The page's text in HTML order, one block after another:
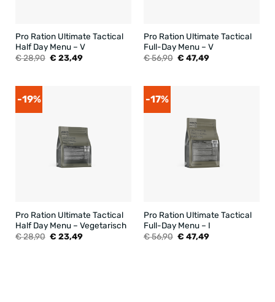
Pro Ration Ultimate Tactical
Half Day Menu – V
€28,90 Oorspronkelijke
€ 23,49Huidige
Pro Ration Ultimate Tactical
Full-Day Menu – V
€56,90 Oorspronkelijke
€ 47,49Huidige
-19%
Pro Ration Ultimate Tactical
Half Day Menu – Vegetarisch
€28,90 Oorspronkelijke
€ 23,49Huidige
-17%
Pro Ration Ultimate Tactical
Full-Day Menu – I
€56,90 Oorspronkelijke
€ 47,49Huidige